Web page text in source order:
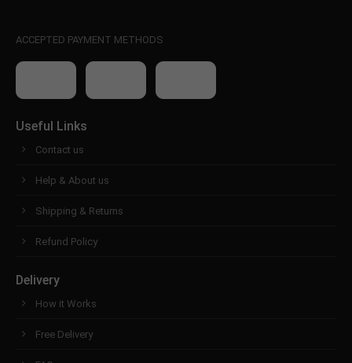
ACCEPTED PAYMENT METHODS
Useful Links
Contact us
Help & About us
Shipping & Returns
Refund Policy
Delivery
How it Works
Free Delivery